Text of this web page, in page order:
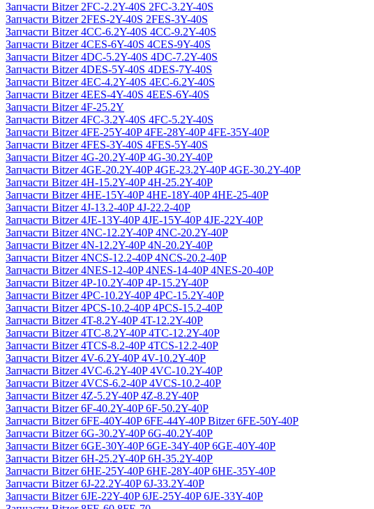
Запчасти Bitzer 2FC-2.2Y-40S 2FC-3.2Y-40S
Запчасти Bitzer 2FES-2Y-40S 2FES-3Y-40S
Запчасти Bitzer 4CC-6.2Y-40S 4CC-9.2Y-40S
Запчасти Bitzer 4CES-6Y-40S 4CES-9Y-40S
Запчасти Bitzer 4DC-5.2Y-40S 4DC-7.2Y-40S
Запчасти Bitzer 4DES-5Y-40S 4DES-7Y-40S
Запчасти Bitzer 4EC-4.2Y-40S 4EC-6.2Y-40S
Запчасти Bitzer 4EES-4Y-40S 4EES-6Y-40S
Запчасти Bitzer 4F-25.2Y
Запчасти Bitzer 4FC-3.2Y-40S 4FC-5.2Y-40S
Запчасти Bitzer 4FE-25Y-40P 4FE-28Y-40P 4FE-35Y-40P
Запчасти Bitzer 4FES-3Y-40S 4FES-5Y-40S
Запчасти Bitzer 4G-20.2Y-40P 4G-30.2Y-40P
Запчасти Bitzer 4GE-20.2Y-40P 4GE-23.2Y-40P 4GE-30.2Y-40P
Запчасти Bitzer 4H-15.2Y-40P 4H-25.2Y-40P
Запчасти Bitzer 4HE-15Y-40P 4HE-18Y-40P 4HE-25-40P
Запчасти Bitzer 4J‐13.2-40P 4J‐22.2-40P
Запчасти Bitzer 4JE-13Y-40P 4JE-15Y-40P 4JE-22Y-40P
Запчасти Bitzer 4NC-12.2Y-40P 4NC-20.2Y-40P
Запчасти Bitzer 4N-12.2Y-40P 4N-20.2Y-40P
Запчасти Bitzer 4NCS-12.2-40P 4NCS-20.2-40P
Запчасти Bitzer 4NES-12-40P 4NES-14-40P 4NES-20-40P
Запчасти Bitzer 4P-10.2Y-40P 4P-15.2Y-40P
Запчасти Bitzer 4PC-10.2Y-40P 4PC-15.2Y-40P
Запчасти Bitzer 4PCS-10.2-40P 4PCS-15.2-40P
Запчасти Bitzer 4T-8.2Y-40P 4T-12.2Y-40P
Запчасти Bitzer 4TC-8.2Y-40P 4TC-12.2Y-40P
Запчасти Bitzer 4TCS-8.2-40P 4TCS-12.2-40P
Запчасти Bitzer 4V-6.2Y-40P 4V-10.2Y-40P
Запчасти Bitzer 4VC-6.2Y-40P 4VC-10.2Y-40P
Запчасти Bitzer 4VCS-6.2-40P 4VCS-10.2-40P
Запчасти Bitzer 4Z-5.2Y-40P 4Z-8.2Y-40P
Запчасти Bitzer 6F-40.2Y-40P 6F-50.2Y-40P
Запчасти Bitzer 6FE-40Y-40P 6FE-44Y-40P Bitzer 6FE-50Y-40P
Запчасти Bitzer 6G-30.2Y-40P 6G-40.2Y-40P
Запчасти Bitzer 6GE-30Y-40P 6GE-34Y-40P 6GE-40Y-40P
Запчасти Bitzer 6H-25.2Y-40P 6H-35.2Y-40P
Запчасти Bitzer 6HE-25Y-40P 6HE-28Y-40P 6HE-35Y-40P
Запчасти Bitzer 6J-22.2Y-40P 6J-33.2Y-40P
Запчасти Bitzer 6JE-22Y-40P 6JE-25Y-40P 6JE-33Y-40P